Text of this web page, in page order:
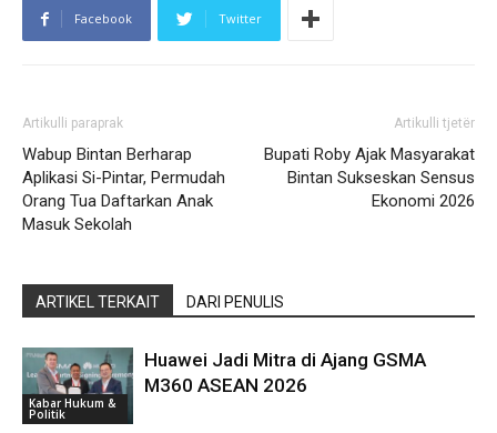
Facebook Twitter
Artikulli paraprak
Wabup Bintan Berharap
Aplikasi Si-Pintar, Permudah
Orang Tua Daftarkan Anak
Masuk Sekolah
Artikulli tjetër
Bupati Roby Ajak Masyarakat
Bintan Sukseskan Sensus
Ekonomi 2026
ARTIKEL TERKAIT DARI PENULIS
Kabar Hukum &
Politik
Huawei Jadi Mitra di Ajang GSMA
M360 ASEAN 2026